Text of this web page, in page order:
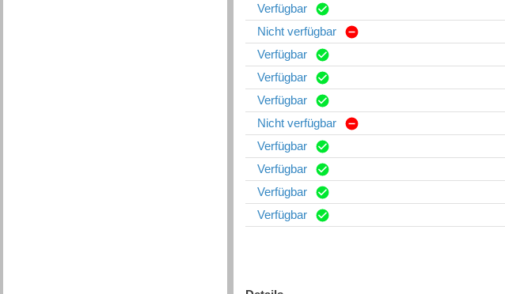
Verfügbar
Nicht verfügbar
Verfügbar
Verfügbar
Verfügbar
Nicht verfügbar
Verfügbar
Verfügbar
Verfügbar
Verfügbar